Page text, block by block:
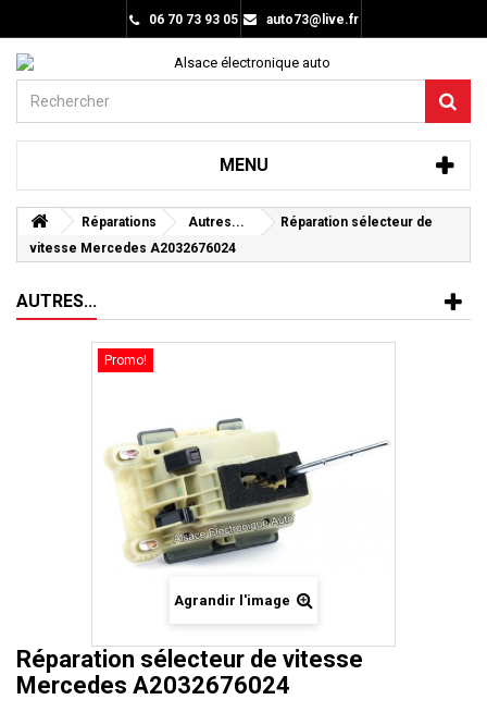
06 70 73 93 05 auto73@live.fr
MENU
Réparations Autres...
Réparation sélecteur de
vitesse Mercedes A2032676024
AUTRES...
Promo!
Agrandir l'image
Réparation sélecteur de vitesse
Mercedes A2032676024